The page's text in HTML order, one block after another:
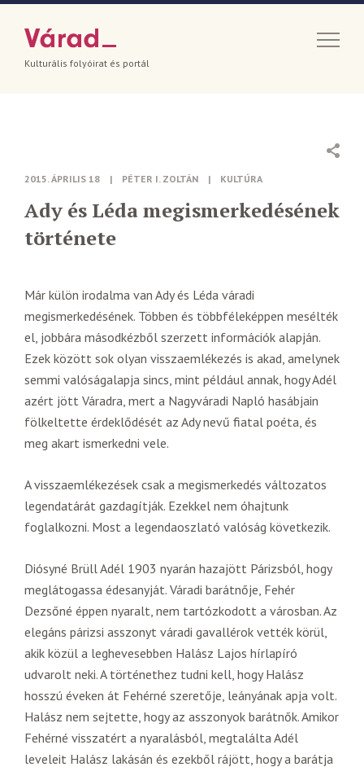
Kulturális folyóirat és portál
2015. ÁPRILIS 18 | PÉTER I. ZOLTÁN | KULTÚRA
Ady és Léda megismerkedésének
története
Már külön irodalma van Ady és Léda váradi
megismerkedésének. Többen és többféleképpen mesélték
el, jobbára másodkézből szerzett információk alapján.
Ezek között sok olyan visszaemlékezés is akad, amelynek
semmi valóságalapja sincs, mint például annak, hogy Adél
azért jött Váradra, mert a Nagyváradi Napló hasábjain
fölkeltette érdeklődését az Ady nevű fiatal poéta, és
meg akart ismerkedni vele.
A visszaemlékezések csak a megismerkedés változatos
legendatárát gazdagítják. Ezekkel nem óhajtunk
foglalkozni. Most a legendaoszlató valóság következik.
Diósyné Brüll Adél 1903 nyarán hazajött Párizsból, hogy
meglátogassa édesanyját. Váradi barátnője, Fehér
Dezsőné éppen nyaralt, nem tartózkodott a városban. Az
elegáns párizsi asszonyt váradi gavallérok vették körül,
akik közül a leghevesebben Halász Lajos hírlapíró
udvarolt neki. A történethez tudni kell, hogy Halász
hosszú éveken át Fehérné szeretője, leányának apja volt.
Halász nem sejtette, hogy az asszonyok barátnők. Amikor
Fehérné visszatért a nyaralásból, megtalálta Adél
leveleit Halász lakásán és ezekből rájött, hogy a barátja